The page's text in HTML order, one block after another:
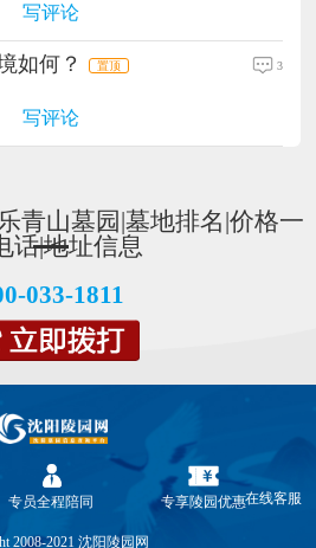
写评论
如何？ 置顶 3
写评论
青山墓园|墓地排名|价格一
话|地址信息
033-1811
专员全程陪同 专享陵园优惠
2008-2021 沈阳陵园网
在线客服